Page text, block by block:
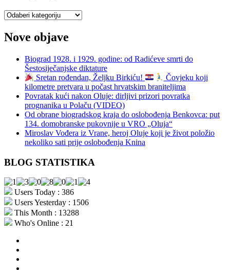
Kategorije
Nove objave
Biograd 1928. i 1929. godine: od Radićeve smrti do
Šestosiječanjske diktature
Sretan rođendan, Željku Birkiću!
Čovjeku koji
kilometre pretvara u počast hrvatskim braniteljima
Povratak kući nakon Oluje: dirljivi prizori povratka
prognanika u Polaču (VIDEO)
Od obrane biogradskog kraja do oslobođenja Benkovca: put
134. domobranske pukovnije u VRO „Oluja“
Miroslav Vođera iz Vrane, heroj Oluje koji je život položio
nekoliko sati prije oslobođenja Knina
BLOG STATISTIKA
Users Today : 386
Users Yesterday : 1506
This Month : 13288
Who's Online : 21